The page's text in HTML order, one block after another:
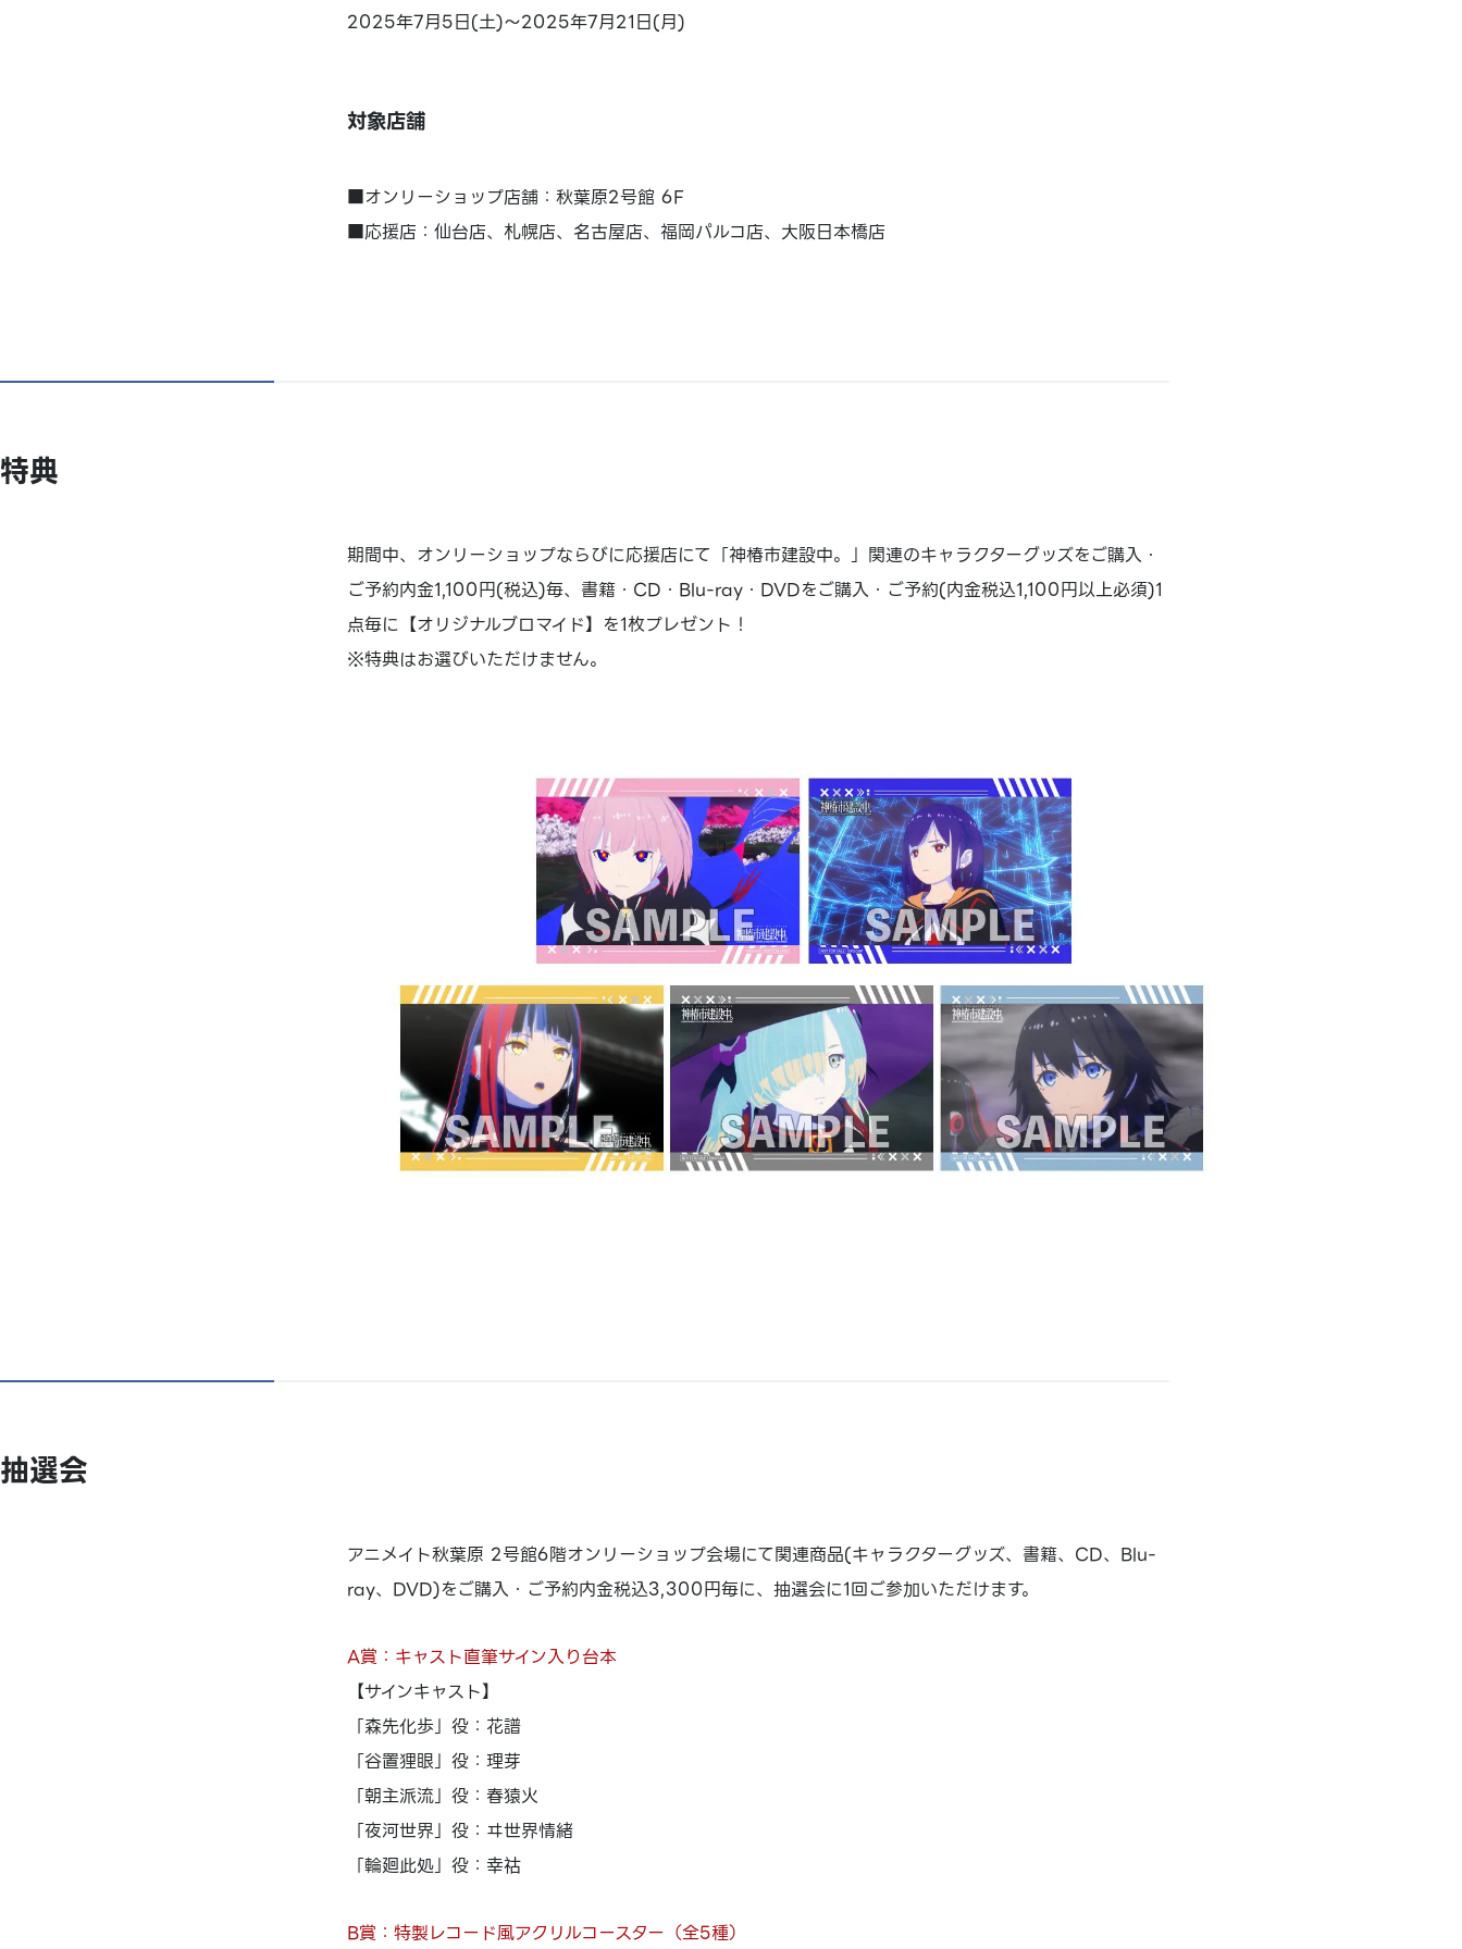
2025年7月5日(土)～2025年7月21日(月)
対象店舗
■オンリーショップ店舗：秋葉原2号館 6F
■応援店：仙台店、札幌店、名古屋店、福岡パルコ店、大阪日本橋店
特典
期間中、オンリーショップならびに応援店にて「神椿市建設中。」関連のキャラクターグッズをご購入・
ご予約内金1,100円(税込)毎、書籍・CD・Blu-ray・DVDをご購入・ご予約(内金税込1,100円以上必須)1
点毎に【オリジナルブロマイド】を1枚プレゼント！
※特典はお選びいただけません。
抽選会
アニメイト秋葉原 2号館6階オンリーショップ会場にて関連商品(キャラクターグッズ、書籍、CD、Blu-
ray、DVD)をご購入・ご予約内金税込3,300円毎に、抽選会に1回ご参加いただけます。
A賞：キャスト直筆サイン入り台本
【サインキャスト】
「森先化歩」役：花譜
「谷置狸眼」役：理芽
「朝主派流」役：春猿火
「夜河世界」役：ヰ世界情緒
「輪廻此処」役：幸祜
B賞：特製レコード風アクリルコースター（全5種）